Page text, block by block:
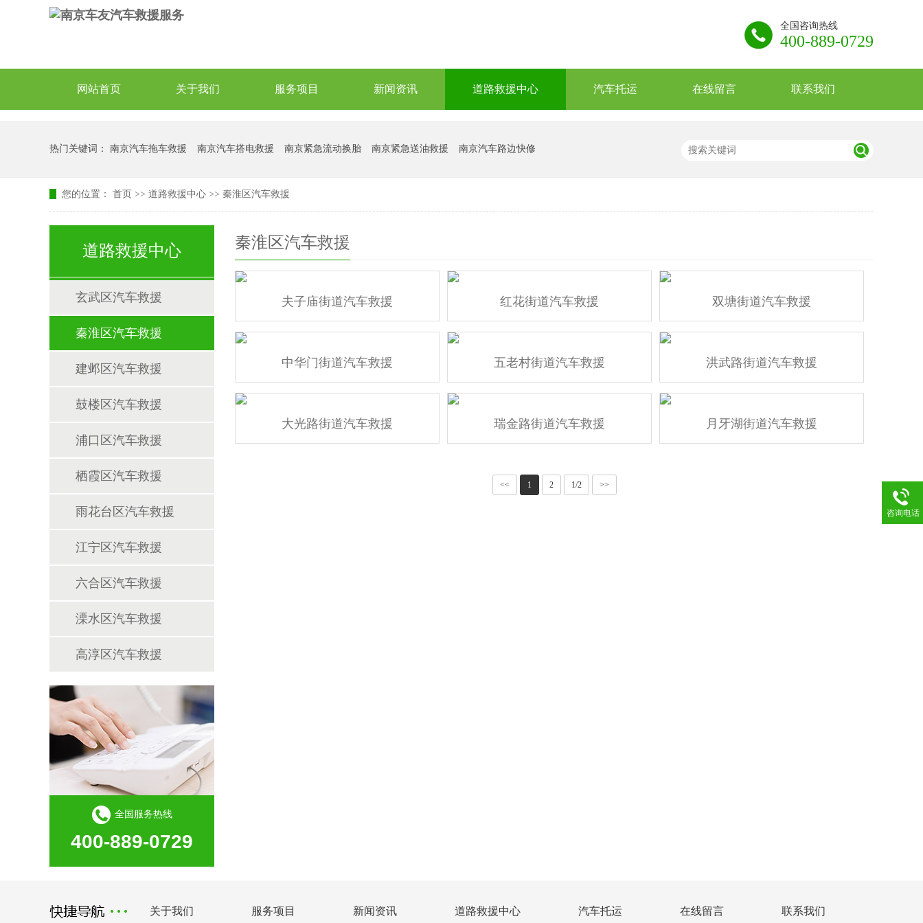
全国咨询热线
400-889-0729
网站首页 关于我们 服务项目 新闻资讯 道路救援中心 汽车托运 在线留言 联系我们
热门关键词： 南京汽车拖车救援 南京汽车搭电救援 南京紧急流动换胎 南京紧急送油救援 南京汽车路边快修
您的位置： 首页 >> 道路救援中心 >> 秦淮区汽车救援
道路救援中心
玄武区汽车救援
秦淮区汽车救援
建邺区汽车救援
鼓楼区汽车救援
浦口区汽车救援
栖霞区汽车救援
雨花台区汽车救援
江宁区汽车救援
六合区汽车救援
溧水区汽车救援
高淳区汽车救援
全国服务热线
400-889-0729
秦淮区汽车救援
夫子庙街道汽车救援 红花街道汽车救援 双塘街道汽车救援
中华门街道汽车救援 五老村街道汽车救援 洪武路街道汽车救援
大光路街道汽车救援 瑞金路街道汽车救援 月牙湖街道汽车救援
<< 1 2 1/2 >>
关于我们 服务项目 新闻资讯 道路救援中心 汽车托运 在线留言 联系我们
咨询电话